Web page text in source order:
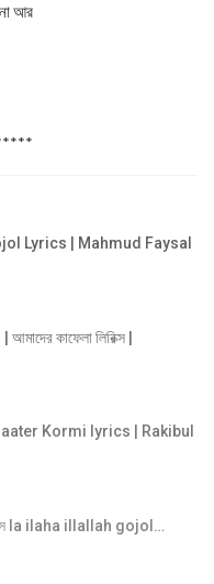
আর
Lyrics | Mahmud Faysal
কাফেলা লিরিক্স |
Kormi lyrics | Rakibul
la ilaha illallah gojol…